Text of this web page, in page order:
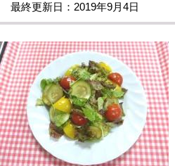
最終更新日：2019年9月4日